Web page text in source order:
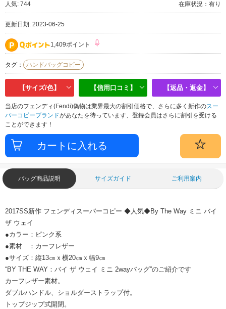
人気: 744 在庫状況：有り
更新日期: 2023-06-25
1,409ポイント
タグ： ハンドバッグコピー
【サイズ/色】 【信用口コミ】 【返品・返金】
当店のフェンディ(Fendi)偽物は業界最大の割引価格で、さらに多く新作のスー
パーコピーブランドがあなたを待っています、登録会員はさらに割引を受ける
ことができます！
バッグ商品説明 サイズガイド ご利用案内
2017SS新作 フェンディスーパーコピー ◆人気◆By The Way ミニ バイ
ザ ウェイ
●カラー：ピンク系
●素材 ：カーフレザー
●サイズ：縦13㎝ｘ横20㎝ｘ幅9㎝
“BY THE WAY：バイ ザ ウェイ ミニ 2wayバッグ”のご紹介です
カーフレザー素材。
ダブルハンドル、ショルダーストラップ付。
トップジップ式開閉。